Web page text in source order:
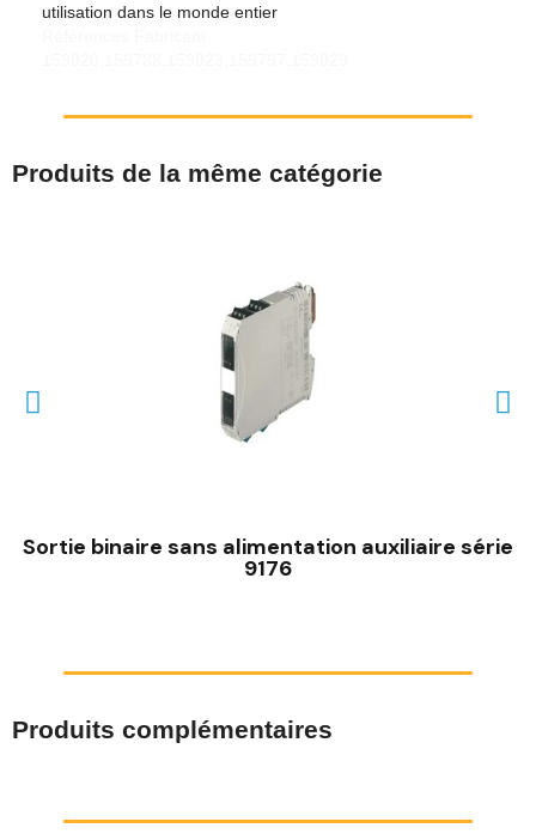
utilisation dans le monde entier
Produits de la même catégorie
Sortie binaire sans alimentation auxiliaire série
9176
Produits complémentaires